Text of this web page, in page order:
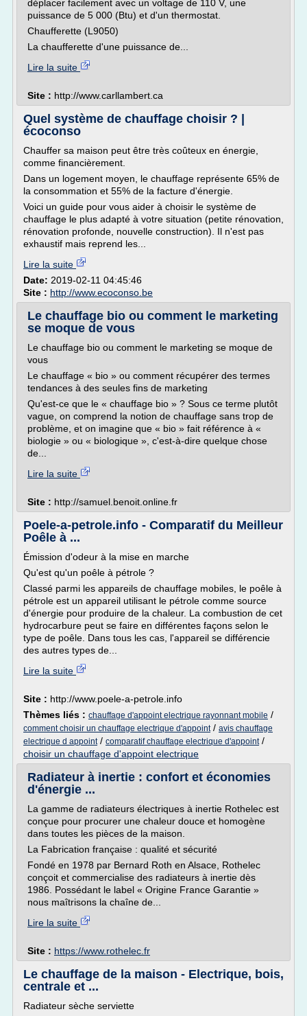
déplacer facilement avec un voltage de 110 V, une
puissance de 5 000 (Btu) et d'un thermostat.
Chaufferette (L9050)
La chaufferette d'une puissance de...
Lire la suite
Site : http://www.carllambert.ca
Quel système de chauffage choisir ? |
écoconso
Chauffer sa maison peut être très coûteux en énergie,
comme financièrement.
Dans un logement moyen, le chauffage représente 65% de
la consommation et 55% de la facture d'énergie.
Voici un guide pour vous aider à choisir le système de
chauffage le plus adapté à votre situation (petite rénovation,
rénovation profonde, nouvelle construction). Il n'est pas
exhaustif mais reprend les...
Lire la suite
Date: 2019-02-11 04:45:46
Site : http://www.ecoconso.be
Le chauffage bio ou comment le marketing
se moque de vous
Le chauffage bio ou comment le marketing se moque de
vous
Le chauffage « bio » ou comment récupérer des termes
tendances à des seules fins de marketing
Qu'est-ce que le « chauffage bio » ? Sous ce terme plutôt
vague, on comprend la notion de chauffage sans trop de
problème, et on imagine que « bio » fait référence à «
biologie » ou « biologique », c'est-à-dire quelque chose
de...
Lire la suite
Site : http://samuel.benoit.online.fr
Poele-a-petrole.info - Comparatif du Meilleur
Poêle à ...
Émission d'odeur à la mise en marche
Qu'est qu'un poêle à pétrole ?
Classé parmi les appareils de chauffage mobiles, le poêle à
pétrole est un appareil utilisant le pétrole comme source
d'énergie pour produire de la chaleur. La combustion de cet
hydrocarbure peut se faire en différentes façons selon le
type de poêle. Dans tous les cas, l'appareil se différencie
des autres types de...
Lire la suite
Site : http://www.poele-a-petrole.info
Thèmes liés : chauffage d'appoint electrique rayonnant mobile /
comment choisir un chauffage electrique d'appoint/ avis chauffage
electrique d appoint/ comparatif chauffage electrique d'appoint/
choisir un chauffage d'appoint electrique
Radiateur à inertie : confort et économies
d'énergie ...
La gamme de radiateurs électriques à inertie Rothelec est
conçue pour procurer une chaleur douce et homogène
dans toutes les pièces de la maison.
La Fabrication française : qualité et sécurité
Fondé en 1978 par Bernard Roth en Alsace, Rothelec
conçoit et commercialise des radiateurs à inertie dès
1986. Possédant le label « Origine France Garantie »
nous maîtrisons la chaîne de...
Lire la suite
Site : https://www.rothelec.fr
Le chauffage de la maison - Electrique, bois,
centrale et ...
Radiateur sèche serviette